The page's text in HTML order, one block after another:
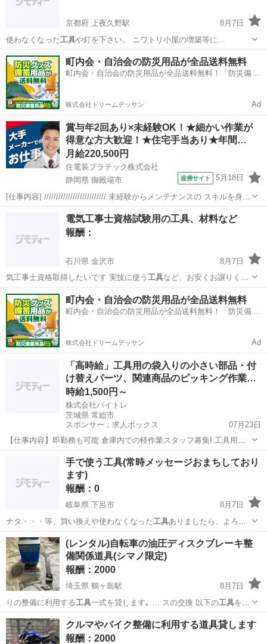
京都府 上夜久野駅
8月7日
使わなくなった工具や釘を下さい。 ニワトリ小屋の増築等に…
京都 福知山市 上夜久野駅 買いたい/ください 工具
町内会・自治会の防災用品が全品送料無料
町内会・自治会の防災用品が全品送料無料！「防災備蓄
株式会社ドリームデッサン Ad
賞与年2回あり×未経験OK！★細かい作業が
得意な方大歓迎！★住宅手当あり★年間…
月給220,500円
住電装プラテック株式会社
静岡県 御殿場市
提携サイト 5月18日
[仕事内容] ////////////////////////// 未経験からメンテナンスの スキルを身に
つけられるお仕事です！ 模型やプラモデルの作成など、 細かい作業が
得意な方、大歓迎です！ //////////////...
御殿場市 工場
電気工事士資格試験用の工具、材料など
報酬：
石川県 金沢市
8月7日
気工事士資格取得したいです 実技に使う 工具など、お安くお譲りくだ
さい
石川 金沢市 買いたい/ください
町内会・自治会の防災用品が全品送料無料
町内会・自治会の防災用品が全品送料無料！「防災備蓄
株式会社ドリームデッサン Ad
「高時給」工具用の袋入りの小さい部品・付
け替えパーツ、関連商品のピッキング作業、
…
時給1,500円～
株式会社バイトレ
茨城県 常総市
スポンサー：求人ボックス
07月23日
【仕事内容】即勤務も可能 倉庫内での軽作業スタッフ募集! 工具用の
袋入り部品や付け替えパーツのピッキング作業をお任せします 作業は
マニュアルに沿って進めるため、未経験の方でも始めやすい環境です
難しい業務や専門知識は不要で、コツコ...
アルバイト・パート
手で使う工具(常時メッセージおまちしており
ます)
報酬：0
岐阜県 下呂市
8月7日
ナタ・・・等、買い換えや使わなくなった工具ありましたら、よろし
くお願いします。使…
岐阜 下呂市 買いたい/ください
(レンタル)自転車の油圧ディスクブレーキ整
備関係道具(シマノ限定)
報酬：2000
埼玉県 鶴ヶ島駅
8月7日
りの整備に利用する工具 一式を貸します｡ … スの交換 以下の工具をお
貸しします｡ … これ以外にも貸せる工具があればお貸ししま… した場
合､破損した工具 代金の実費を請求し…
埼玉 川越市 鶴ヶ島駅 貸したい 油圧
クルマやバイク整備に利用する道具貸します
報酬：2000